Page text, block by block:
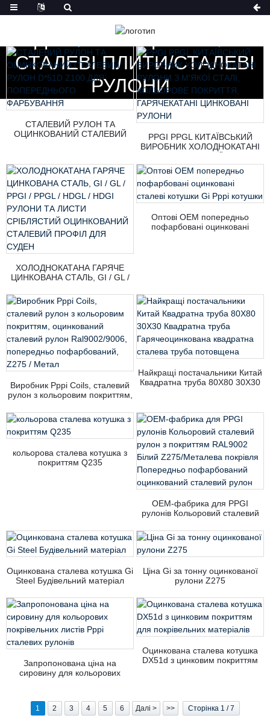
ПРОДУКТИ
СТАЛЕВІ ПЛИТИ/СТАЛЕВІ
РУЛОНИ
СТАЛЕВИЙ РУЛОН ТА
ОЦИНКОВАНИЙ СТАЛЕВИЙ
ФАРБУВАННЯ
PPGI PPGL КИТАЇВСЬКИЙ
ВИРОБНИК ХОЛОДНОКАТАНІ
КОЛЬОРОВЕ ПОКРИТТЯ,
ГАРЯЧЕКАТАНІ ЦИНКОВАНІ
РУЛОНИ
ХОЛОДНОКАТАНА ГАРЯЧЕ
ЦИНКОВАНА СТАЛЬ, GI / GL /
РУЛОНИ ТА ЛИСТИ
СРІБЛЯСТИЙ ОЦИНКОВАНИЙ
СТАЛЕВИЙ ПРОФІЛ ДЛЯ
СУДЕН
Оптові OEM попередньо
пофарбовані оцинковані
Виробник Pppi Coils, сталевий
рулон з кольоровим покриттям,
Ral9002/9006, попередньо
пофарбований, Z275 / Метал
Найкращі постачальники Китай
Квадратна труба 80X80 30X30
сталева труба потовщена
кольорова сталева котушка з
покриттям Q235
OEM-фабрика для PPGI
рулонів Кольоровий сталевий
Білий Z275/Металева покрівля
Попередньо пофарбований
оцинкований сталевий рулон
Оцинкована сталева котушка Gi
Steel Будівельний матеріал
Ціна Gi за тонну оцинкованої
рулони Z275
Запропонована ціна на
сировину для кольорових
Оцинкована сталева котушка
DX51d з цинковим покриттям
1 2 3 4 5 6 Далі > >> Сторінка 1 / 7